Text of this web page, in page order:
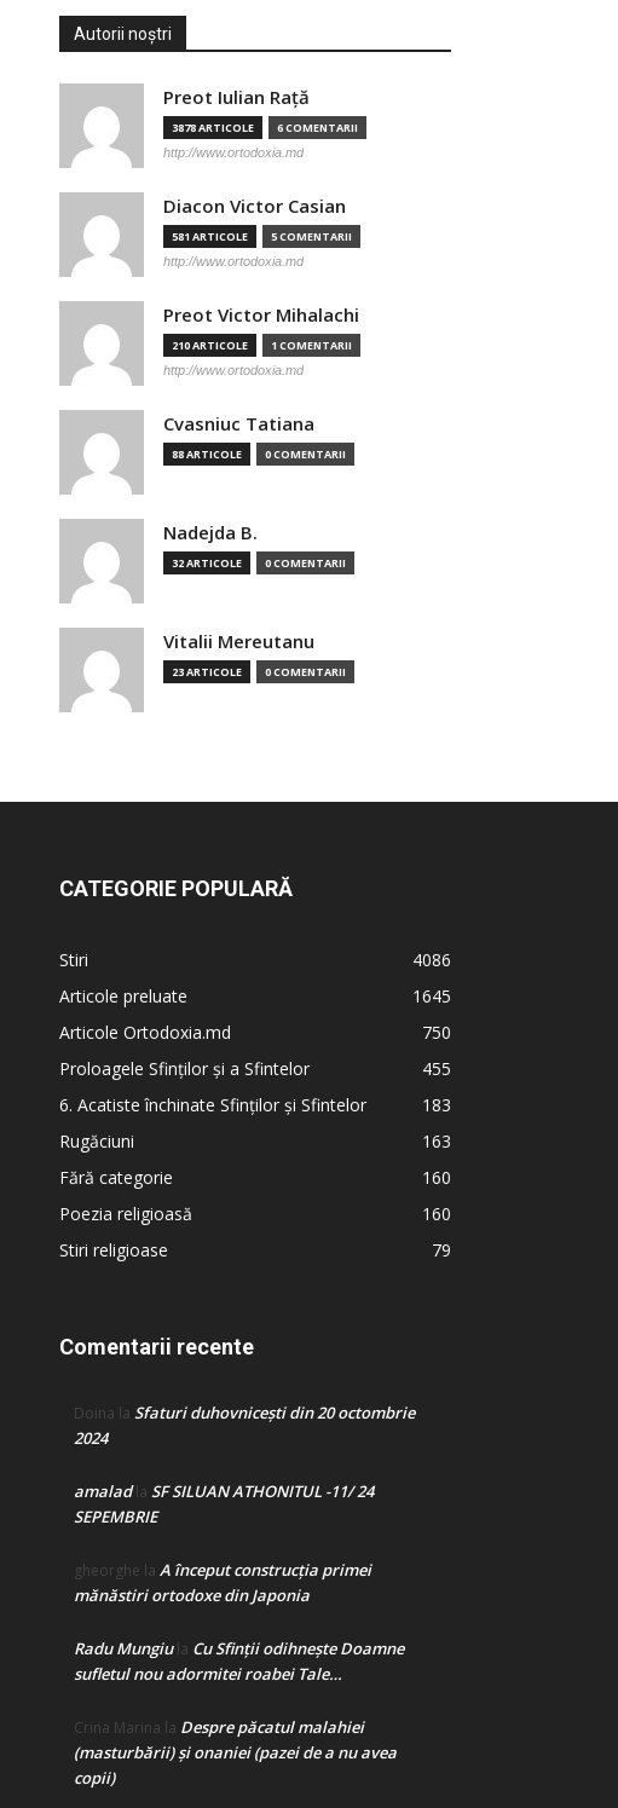
Autorii noștri
Preot Iulian Raţă
3878 ARTICOLE 6 COMENTARII
http://www.ortodoxia.md
Diacon Victor Casian
581 ARTICOLE 5 COMENTARII
http://www.ortodoxia.md
Preot Victor Mihalachi
210 ARTICOLE 1 COMENTARII
http://www.ortodoxia.md
Cvasniuc Tatiana
88 ARTICOLE 0 COMENTARII
Nadejda B.
32 ARTICOLE 0 COMENTARII
Vitalii Mereutanu
23 ARTICOLE 0 COMENTARII
CATEGORIE POPULARĂ
Stiri
4086
Articole preluate
1645
Articole Ortodoxia.md
750
Proloagele Sfinților și a Sfintelor
455
6. Acatiste închinate Sfinților și Sfintelor
183
Rugăciuni
163
Fără categorie
160
Poezia religioasă
160
Stiri religioase
79
Comentarii recente
Doina la Sfaturi duhovnicești din 20 octombrie
2024
amaladla SF SILUAN ATHONITUL -11/ 24
SEPEMBRIE
gheorghe la A început construcţia primei
mănăstiri ortodoxe din Japonia
Radu Mungiula Cu Sfinții odihnește Doamne
sufletul nou adormitei roabei Tale…
Crina Marina la Despre păcatul malahiei
(masturbării) şi onaniei (pazei de a nu avea
copii)